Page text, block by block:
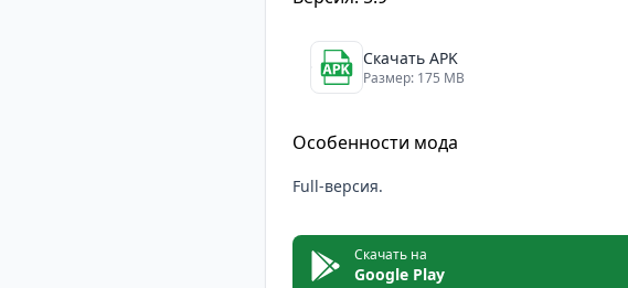
Скачать APK
Размер: 175 MB
Особенности мода
Full-версия.
Скачать на
Google Play